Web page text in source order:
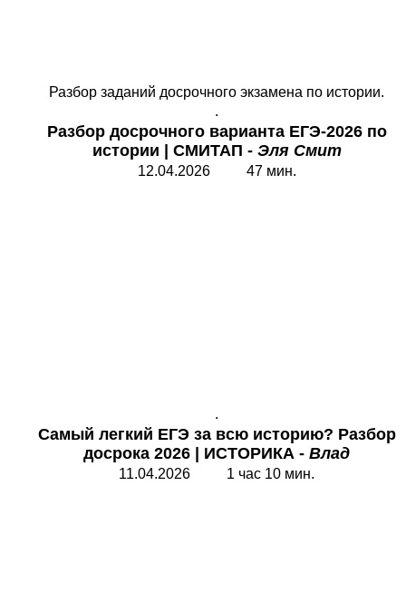
Разбор заданий досрочного экзамена по истории.
.
Разбор досрочного варианта ЕГЭ-2026 по
истории | СМИТАП - Эля Смит
12.04.2026 47 мин.
.
Самый легкий ЕГЭ за всю историю? Разбор
досрока 2026 | ИСТОРИКА - Влад
11.04.2026 1 час 10 мин.